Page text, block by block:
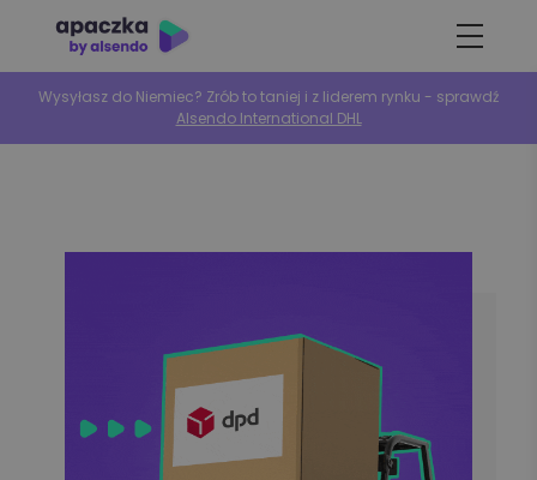
Wysyłasz do Niemiec? Zrób to taniej i z liderem rynku - sprawdź
Alsendo International DHL